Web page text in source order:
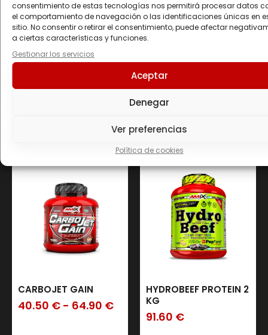
consentimiento de estas tecnologías nos permitirá procesar datos
el comportamiento de navegación o las identificaciones únicas en
sitio. No consentir o retirar el consentimiento, puede afectar
a ciertas características y funciones.
Gestionar los servicios
Aceptar
Denegar
Ver preferencias
Política de cookies
Creapure ® 3000 mg
Productos
relacionados
CARBOJET GAIN
40.50 € - 64.90 €
HYDROBEEF PROTEIN 2
KG
91.60 €